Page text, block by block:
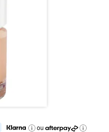
ou